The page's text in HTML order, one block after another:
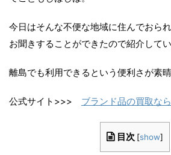
今日はそんな不便な地域に住んでおら
お聞きすることができたので紹介して
離島でも利用できるという便利さが素晴
公式サイト>>> ブランド品の買取な
目次 [show]